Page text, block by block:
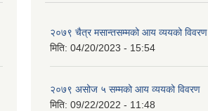
२०७९ चैत्र मसान्तसम्मको आय व्ययको विवरण
मिति: 04/20/2023 - 15:54
२०७९ असोज ५ सम्मको आय व्ययको विवरण
मिति: 09/22/2022 - 11:48